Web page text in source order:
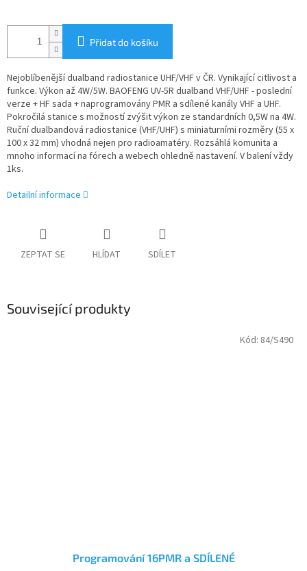
Přidat do košíku
Nejoblíbenější dualband radiostanice UHF/VHF v ČR. Vynikající citlivost a
funkce. Výkon až 4W/5W. BAOFENG UV-5R dualband VHF/UHF - poslední
verze + HF sada + naprogramovány PMR a sdílené kanály VHF a UHF.
Pokročilá stanice s možností zvýšit výkon ze standardních 0,5W na 4W.
Ruční dualbandová radiostanice (VHF/UHF) s miniaturními rozměry (55 x
100 x 32 mm) vhodná nejen pro radioamatéry. Rozsáhlá komunita a
mnoho informací na fórech a webech ohledně nastavení. V balení vždy
1ks.
Detailní informace
ZEPTAT SE HLÍDAT SDÍLET
Související produkty
Programování 16PMR a SDÍLENÉ
Kód: 84/S490